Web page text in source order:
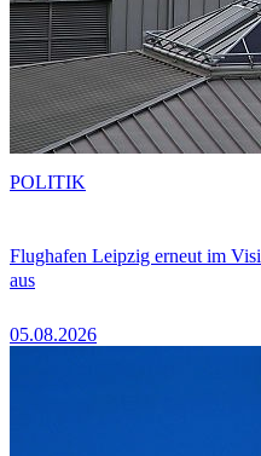
Flughafen Leipzig erneut im
aus
05.08.2026
POLITIK